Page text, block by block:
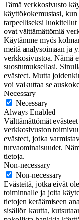
Tämä verkkosivusto
käyttökokemustasi,
tarpeelliseksi luokitellut
ovat välttämättömiä
Käytämme myös
meitä analysoimaan ja
verkkosivustoa. Nämä
suostumuksellasi.
evästeet. Mutta
voi vaikuttaa
Necessary
Necessary
Always Enabled
Välttämättömät
verkkosivuston
evästeet, jotka
turvaominaisuudet.
tietoja.
Non-necessary
Non-necessary
Evästeitä, jotka eivät
toiminnalle ja joita
tietojen keräämiseen
sisällön kautta,